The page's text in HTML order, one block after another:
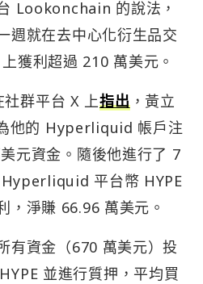
Lookonchain 的說法，
週就在去中心化衍生品交
獲利超過 210 萬美元。
群平台 X 上指出，黃立
他的 Hyperliquid 帳戶注
元資金。隨後他進行了 7
平台幣 HYPE
，淨賺 66.96 萬美元。
有資金（670 萬美元）投
並進行質押，平均買